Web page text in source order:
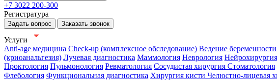
+7 3022 200-300
Регистратура
Задать вопрос Заказать звонок
Услуги
Anti-age медицина Check-up (комплексное обследование) Ведение беременности
(криоанальгезия) Лучевая диагностика Маммология Неврология Нейрохирургия
Проктология Пульмонология Ревматология Сосудистая хирургия Стоматология
Флебология Функциональная диагностика Хирургия кисти Челюстно-лицевая